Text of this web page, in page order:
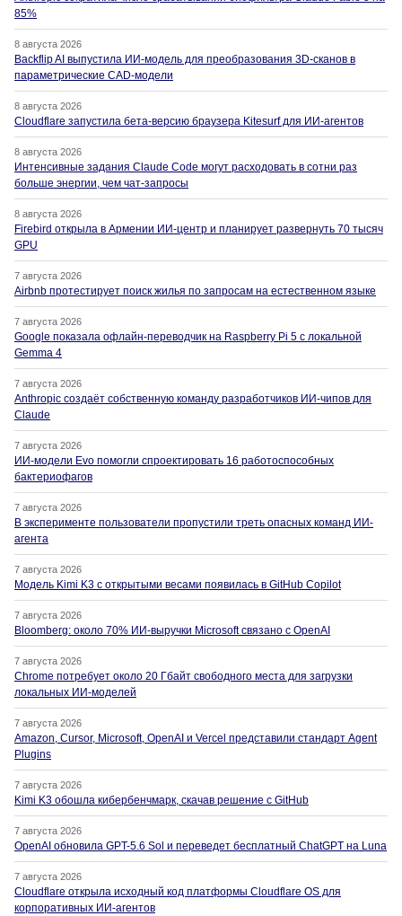
85%
8 августа 2026
Backflip AI выпустила ИИ-модель для преобразования 3D-сканов в
параметрические CAD-модели
8 августа 2026
Cloudflare запустила бета-версию браузера Kitesurf для ИИ-агентов
8 августа 2026
Интенсивные задания Claude Code могут расходовать в сотни раз
больше энергии, чем чат-запросы
8 августа 2026
Firebird открыла в Армении ИИ-центр и планирует развернуть 70 тысяч
GPU
7 августа 2026
Airbnb протестирует поиск жилья по запросам на естественном языке
7 августа 2026
Google показала офлайн-переводчик на Raspberry Pi 5 с локальной
Gemma 4
7 августа 2026
Anthropic создаёт собственную команду разработчиков ИИ-чипов для
Claude
7 августа 2026
ИИ-модели Evo помогли спроектировать 16 работоспособных
бактериофагов
7 августа 2026
В эксперименте пользователи пропустили треть опасных команд ИИ-
агента
7 августа 2026
Модель Kimi K3 с открытыми весами появилась в GitHub Copilot
7 августа 2026
Bloomberg: около 70% ИИ-выручки Microsoft связано с OpenAI
7 августа 2026
Chrome потребует около 20 Гбайт свободного места для загрузки
локальных ИИ-моделей
7 августа 2026
Amazon, Cursor, Microsoft, OpenAI и Vercel представили стандарт Agent
Plugins
7 августа 2026
Kimi K3 обошла кибербенчмарк, скачав решение с GitHub
7 августа 2026
OpenAI обновила GPT-5.6 Sol и переведет бесплатный ChatGPT на Luna
7 августа 2026
Cloudflare открыла исходный код платформы Cloudflare OS для
корпоративных ИИ-агентов